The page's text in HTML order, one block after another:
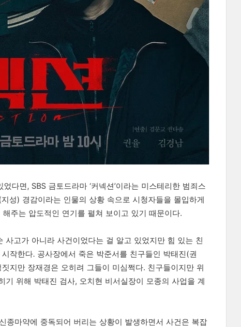
다면, SBS 금토드라마 ‘커넥션’이라는 미스테리한 범죄스
성) 경감이라는 인물의 상황 속으로 시청자들을 몰입하게
주는 압도적인 연기를 펼쳐 보이고 있기 때문이다.
사고가 아니라 사건이었다는 걸 알고 있었지만 힘 있는 친
작한다. 공사장에서 죽은 박준서를 친구들인 박태진(권
지만 장재경은 오히려 그들이 미심쩍다. 친구들이지만 위
위해 박태진 검사, 오치현 비서실장이 모종의 사업을 계
종마약에 중독되어 버리는 상황이 발생하면서 사건은 복잡